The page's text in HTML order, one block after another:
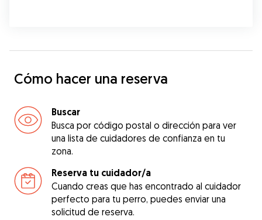
Cómo hacer una reserva
Buscar
Busca por código postal o dirección para ver
una lista de cuidadores de confianza en tu
zona.
Reserva tu cuidador/a
Cuando creas que has encontrado al cuidador
perfecto para tu perro, puedes enviar una
solicitud de reserva.